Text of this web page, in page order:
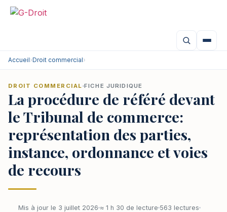
Accueil›Droit commercial›
DROIT COMMERCIAL FICHE JURIDIQUE
La procédure de référé devant
le Tribunal de commerce:
représentation des parties,
instance, ordonnance et voies
de recours
Mis à jour le 3 juillet 2026 ≈ 1 h 30 de lecture 563 lectures